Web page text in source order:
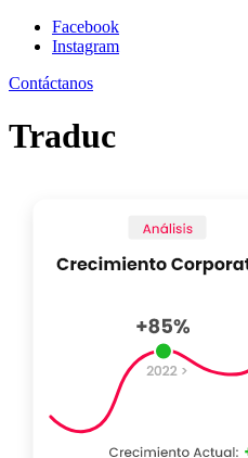
Facebook
Instagram
Contáctanos
Traduc